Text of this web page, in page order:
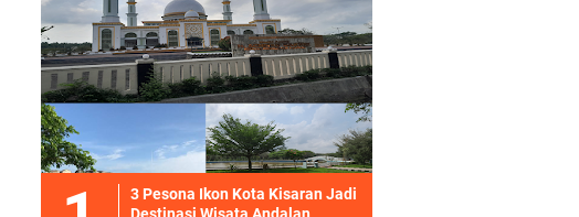
3 Pesona Ikon Kota Kisaran Jadi